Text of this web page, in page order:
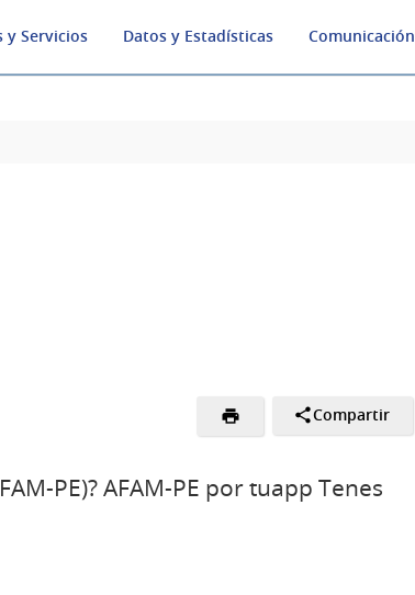
y Servicios Datos y Estadísticas Comunicación
Compartir
PE)? AFAM-PE por tuapp Tenes